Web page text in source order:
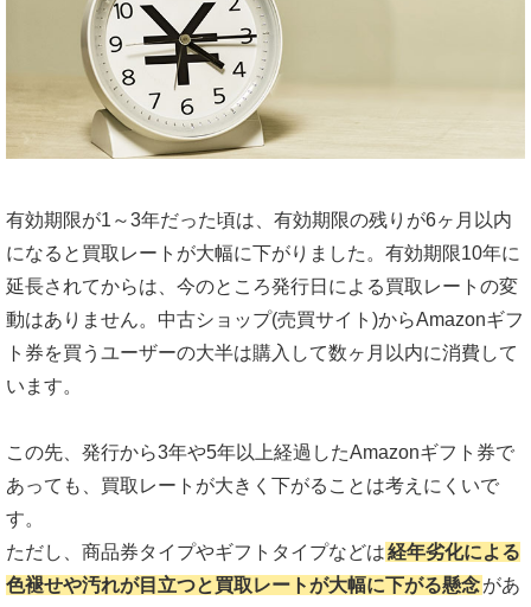
有効期限が1～3年だった頃は、有効期限の残りが6ヶ月以内
になると買取レートが大幅に下がりました。有効期限10年に
延長されてからは、今のところ発行日による買取レートの変
動はありません。中古ショップ(売買サイト)からAmazonギフ
ト券を買うユーザーの大半は購入して数ヶ月以内に消費して
います。
この先、発行から3年や5年以上経過したAmazonギフト券で
あっても、買取レートが大きく下がることは考えにくいで
す。
ただし、商品券タイプやギフトタイプなどは経年劣化による
色褪せや汚れが目立つと買取レートが大幅に下がる懸念があ